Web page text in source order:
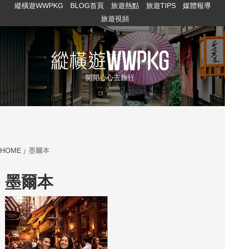
縱橫遊WWPKG BLOG首頁 旅遊熱點 旅遊TIPS
媒體報導
旅遊視頻
開開心心去旅行
HOME 墨爾本
墨爾本